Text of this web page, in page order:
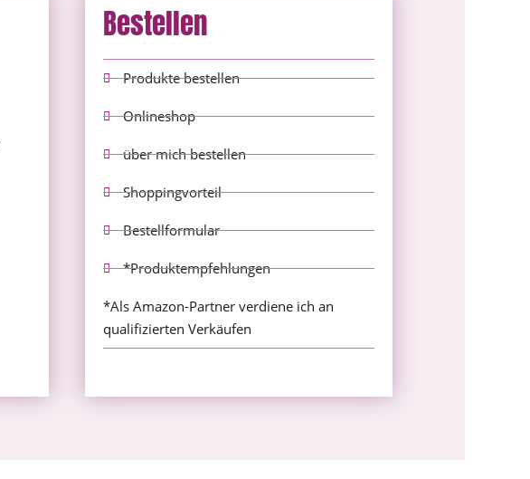
Bestellen
Produkte bestellen
Onlineshop
über mich bestellen
Shoppingvorteil
Bestellformular
*Produktempfehlungen
*Als Amazon-Partner verdiene ich an
qualifizierten Verkäufen